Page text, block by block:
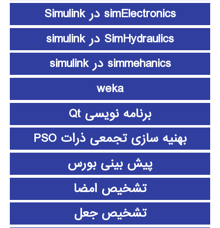
simElectronics در Simulink
SimHydraulics در simulink
simmehanics در simulink
weka
برنامه نویسی Qt
بهنیه سازی تجمعی ذرات PSO
پیش بینی بورس
تشخیص امضا
تشخیص جعل